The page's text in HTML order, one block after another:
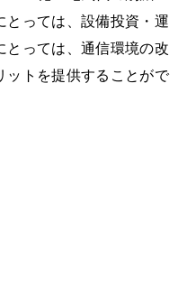
とっては、設備投資・運
とっては、通信環境の改
ットを提供することがで